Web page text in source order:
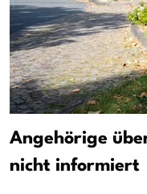
Angehörige
nicht informiert